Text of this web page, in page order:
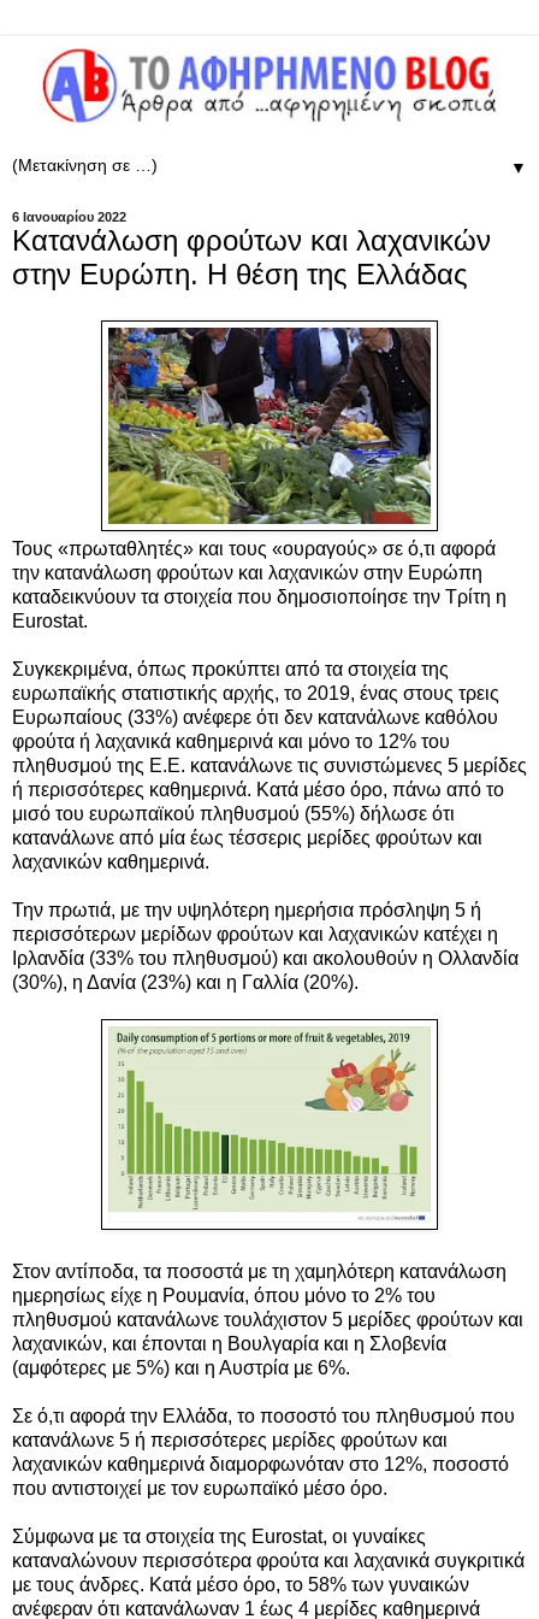
▼
6 Ιανουαρίου 2022
Κατανάλωση φρούτων και λαχανικών
στην Ευρώπη. Η θέση της Ελλάδας
Τους «πρωταθλητές» και τους «ουραγούς» σε ό,τι αφορά
την κατανάλωση φρούτων και λαχανικών στην Ευρώπη
καταδεικνύουν τα στοιχεία που δημοσιοποίησε την Τρίτη η
Eurostat.
Συγκεκριμένα, όπως προκύπτει από τα στοιχεία της
ευρωπαϊκής στατιστικής αρχής, το 2019, ένας στους τρεις
Ευρωπαίους (33%) ανέφερε ότι δεν κατανάλωνε καθόλου
φρούτα ή λαχανικά καθημερινά και μόνο το 12% του
πληθυσμού της Ε.Ε. κατανάλωνε τις συνιστώμενες 5 μερίδες
ή περισσότερες καθημερινά. Κατά μέσο όρο, πάνω από το
μισό του ευρωπαϊκού πληθυσμού (55%) δήλωσε ότι
κατανάλωνε από μία έως τέσσερις μερίδες φρούτων και
λαχανικών καθημερινά.
Την πρωτιά, με την υψηλότερη ημερήσια πρόσληψη 5 ή
περισσότερων μερίδων φρούτων και λαχανικών κατέχει η
Ιρλανδία (33% του πληθυσμού) και ακολουθούν η Ολλανδία
(30%), η Δανία (23%) και η Γαλλία (20%).
Στον αντίποδα, τα ποσοστά με τη χαμηλότερη κατανάλωση
ημερησίως είχε η Ρουμανία, όπου μόνο το 2% του
πληθυσμού κατανάλωνε τουλάχιστον 5 μερίδες φρούτων και
λαχανικών, και έπονται η Βουλγαρία και η Σλοβενία ​​
(αμφότερες με 5%) και η Αυστρία με 6%.
Σε ό,τι αφορά την Ελλάδα, το ποσοστό του πληθυσμού που
κατανάλωνε 5 ή περισσότερες μερίδες φρούτων και
λαχανικών καθημερινά διαμορφωνόταν στο 12%, ποσοστό
που αντιστοιχεί με τον ευρωπαϊκό μέσο όρο.
Σύμφωνα με τα στοιχεία της Eurostat, οι γυναίκες
καταναλώνουν περισσότερα φρούτα και λαχανικά συγκριτικά
με τους άνδρες. Κατά μέσο όρο, το 58% των γυναικών
ανέφεραν ότι κατανάλωναν 1 έως 4 μερίδες καθημερινά